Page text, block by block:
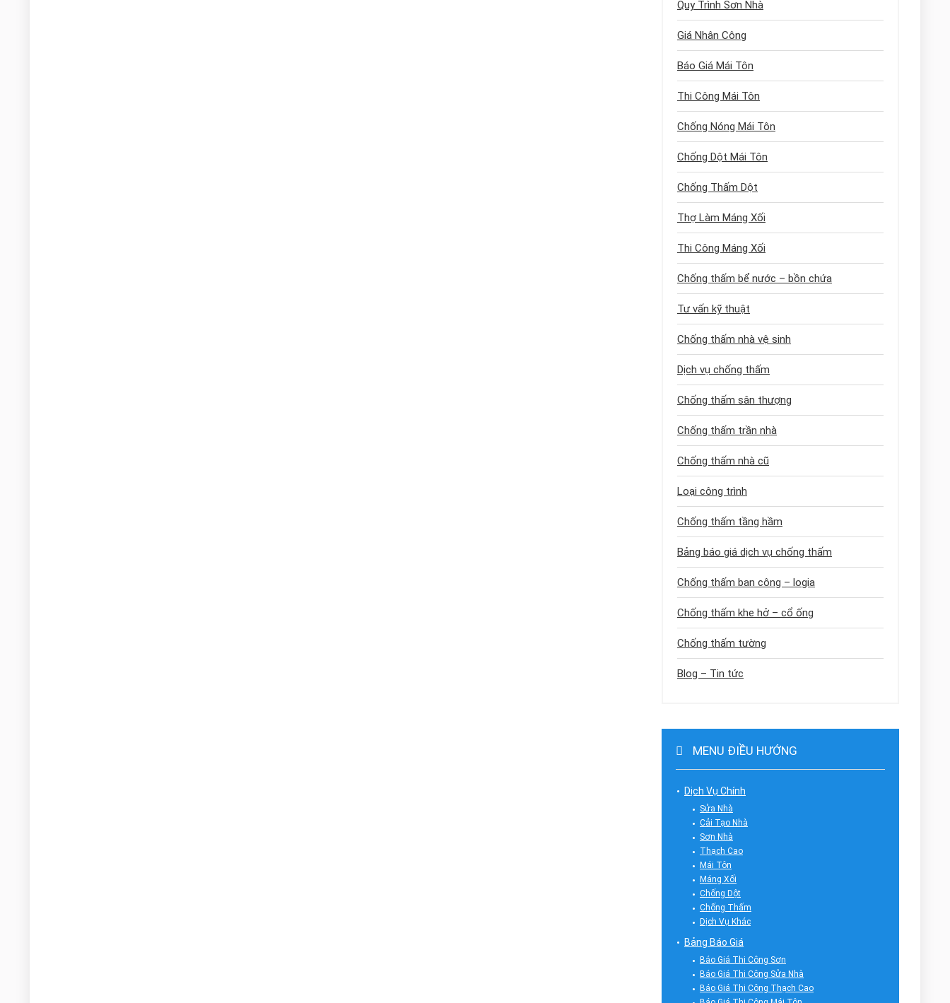
Quy Trình Sơn Nhà
Giá Nhân Công
Báo Giá Mái Tôn
Thi Công Mái Tôn
Chống Nóng Mái Tôn
Chống Dột Mái Tôn
Chống Thấm Dột
Thợ Làm Máng Xối
Thi Công Máng Xối
Chống thấm bể nước – bồn chứa
Tư vấn kỹ thuật
Chống thấm nhà vệ sinh
Dịch vụ chống thấm
Chống thấm sân thượng
Chống thấm trần nhà
Chống thấm nhà cũ
Loại công trình
Chống thấm tầng hầm
Bảng báo giá dịch vụ chống thấm
Chống thấm ban công – logia
Chống thấm khe hở – cổ ống
Chống thấm tường
Blog – Tin tức
MENU ĐIỀU HƯỚNG
Dịch Vụ Chính
Sửa Nhà
Cải Tạo Nhà
Sơn Nhà
Thạch Cao
Mái Tôn
Máng Xối
Chống Dột
Chống Thấm
Dịch Vụ Khác
Bảng Báo Giá
Báo Giá Thi Công Sơn
Báo Giá Thi Công Sửa Nhà
Báo Giá Thi Công Thạch Cao